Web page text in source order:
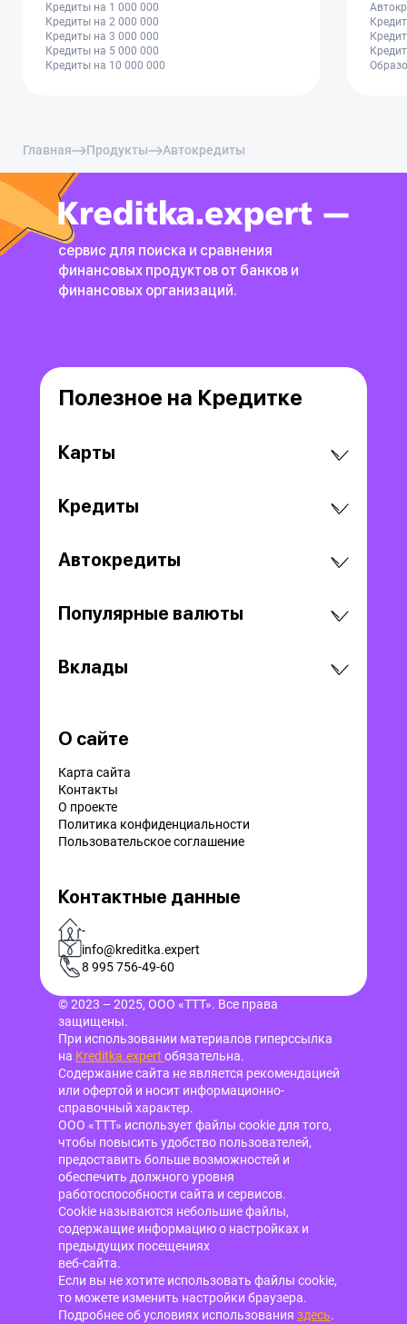
Кредиты на 1 000 000
Кредиты на 2 000 000
Кредиты на 3 000 000
Кредиты на 5 000 000
Кредиты на 10 000 000
Главная Продукты Автокредиты
сервис для поиска и сравнения
финансовых продуктов от банков и
финансовых организаций.
Полезное на Кредитке
Карты
Кредиты
Автокредиты
Популярные валюты
Вклады
О сайте
Карта сайта
Контакты
О проекте
Политика конфиденциальности
Пользовательское соглашение
Контактные данные
-
info@kreditka.expert
8 995 756-49-60
© 2023 – 2025, ООО «ТТТ». Все права
защищены.
При использовании материалов гиперссылка
на Kreditka.expert обязательна.
Содержание сайта не является рекомендацией
или офертой и носит информационно-
справочный характер.
ООО «ТТТ» использует файлы cookie для того,
чтобы повысить удобство пользователей,
предоставить больше возможностей и
обеспечить должного уровня
работоспособности сайта и сервисов.
Cookie называются небольшие файлы,
содержащие информацию о настройках и
предыдущих посещениях
веб-сайта.
Если вы не хотите использовать файлы cookie,
то можете изменить настройки браузера.
Подробнее об условиях использования здесь.